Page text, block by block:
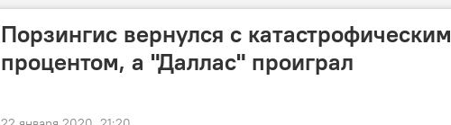
Порзингис вернулся с катастрофическим
процентом, а "Даллас" проиграл